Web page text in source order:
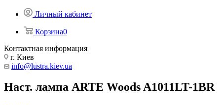
Личный кабинет
Корзина0
Контактная информация
г. Киев
info@lustra.kiev.ua
Наст. лампа ARTE Woods A1011LT-1BR